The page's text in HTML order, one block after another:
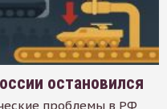
остановился
проблемы в РФ